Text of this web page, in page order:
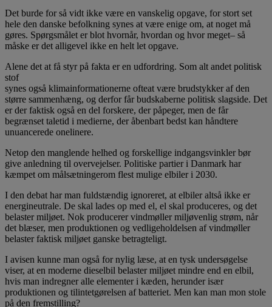
Det burde for så vidt ikke være en vanskelig opgave, for stort set
hele den danske befolkning synes at være enige om, at noget må
gøres. Spørgsmålet er blot hvornår, hvordan og hvor meget– så
måske er det alligevel ikke en helt let opgave.
Alene det at få styr på fakta er en udfordring. Som alt andet politisk
stof
synes også klimainformationerne ofteat være brudstykker af den
større sammenhæng, og derfor får budskaberne politisk slagside. Det
er der faktisk også en del forskere, der påpeger, men de får
begrænset taletid i medierne, der åbenbart bedst kan håndtere
unuancerede onelinere.
Netop den manglende helhed og forskellige indgangsvinkler bør
give anledning til overvejelser. Politiske partier i Danmark har
kæmpet om målsætningerom flest mulige elbiler i 2030.
I den debat har man fuldstændig ignoreret, at elbiler altså ikke er
energineutrale. De skal lades op med el, el skal produceres, og det
belaster miljøet. Nok producerer vindmøller miljøvenlig strøm, når
det blæser, men produktionen og vedligeholdelsen af vindmøller
belaster faktisk miljøet ganske betragteligt.
I avisen kunne man også for nylig læse, at en tysk undersøgelse
viser, at en moderne dieselbil belaster miljøet mindre end en elbil,
hvis man indregner alle elementer i kæden, herunder især
produktionen og tilintetgørelsen af batteriet. Men kan man mon stole
på den fremstilling?